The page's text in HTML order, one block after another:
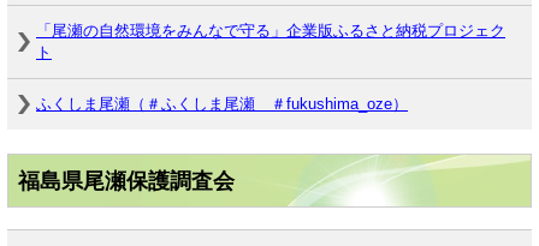
「尾瀬の自然環境をみんなで守る」企業版ふるさと納税プロジェク
ト
ふくしま尾瀬（＃ふくしま尾瀬 ＃fukushima_oze）
福島県尾瀬保護調査会